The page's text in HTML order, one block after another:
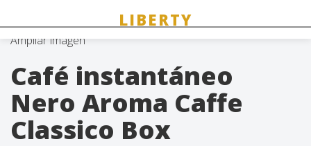
Ampliar imagen
Café instantáneo
Nero Aroma Caffe
Classico Box